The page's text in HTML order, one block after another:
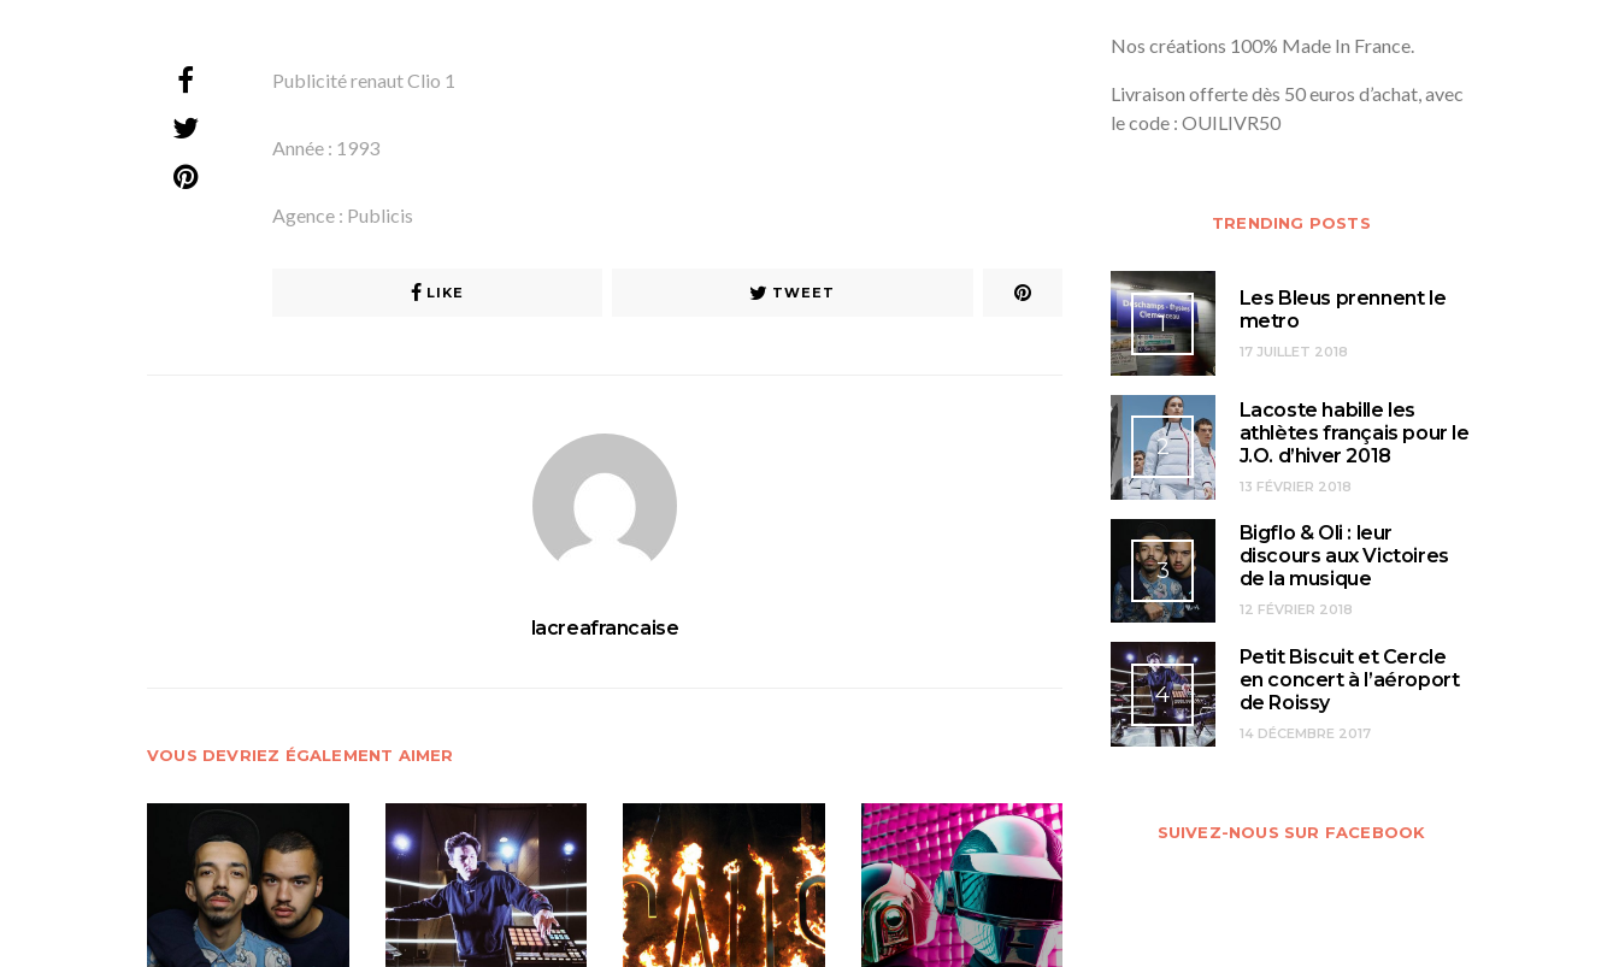
Publicité renaut Clio 1
Année : 1993
Agence : Publicis
LIKE TWEET
lacreafrancaise
VOUS DEVRIEZ ÉGALEMENT AIMER
Nos créations 100% Made In France.
Livraison offerte dès 50 euros d’achat, avec
le code : OUILIVR50
TRENDING POSTS
1
Les Bleus prennent le
metro
17 JUILLET 2018
2
Lacoste habille les
athlètes français pour le
J.O. d’hiver 2018
13 FÉVRIER 2018
3
Bigflo & Oli : leur
discours aux Victoires
de la musique
12 FÉVRIER 2018
4
Petit Biscuit et Cercle
en concert à l’aéroport
de Roissy
14 DÉCEMBRE 2017
SUIVEZ-NOUS SUR FACEBOOK